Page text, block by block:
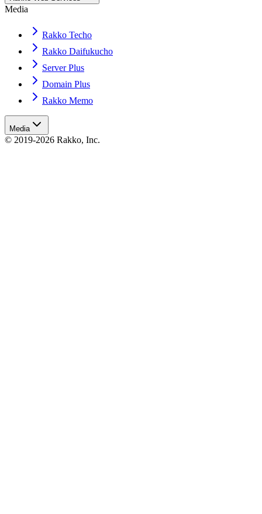
Media
Rakko Techo
Rakko Daifukucho
Server Plus
Domain Plus
Rakko Memo
Media
© 2019-2026 Rakko, Inc.